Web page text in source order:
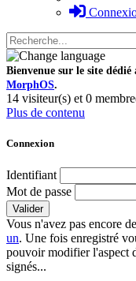
Bienvenue sur le site
MorphOS.
14 visiteur(s) et 0
Plus de contenu
Connexion
Identifiant
Mot de passe
Valider
Vous n'avez pas encore
un. Une fois enregistré
pouvoir modifier l'aspect
signés...